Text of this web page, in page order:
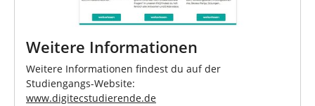
Weitere Informationen
Weitere Informationen findest du auf der
Studiengangs-Website:
www.digitecstudierende.de